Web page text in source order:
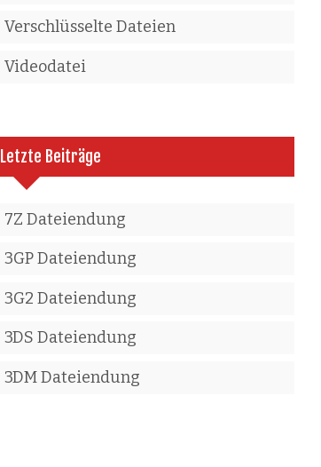
Verschlüsselte Dateien
Videodatei
Letzte Beiträge
7Z Dateiendung
3GP Dateiendung
3G2 Dateiendung
3DS Dateiendung
3DM Dateiendung